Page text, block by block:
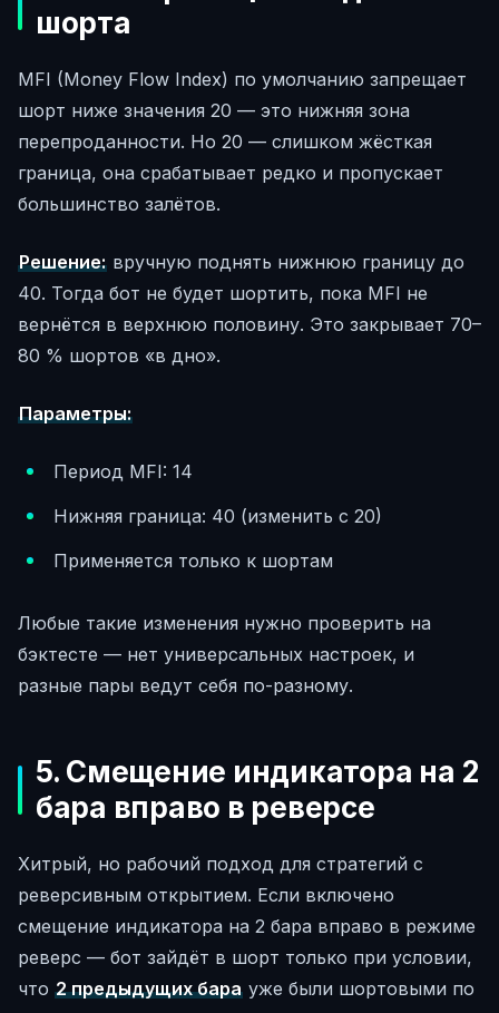
шорта
MFI (Money Flow Index) по умолчанию запрещает
шорт ниже значения 20 — это нижняя зона
перепроданности. Но 20 — слишком жёсткая
граница, она срабатывает редко и пропускает
большинство залётов.
Решение:вручную поднять нижнюю границу до
40. Тогда бот не будет шортить, пока MFI не
вернётся в верхнюю половину. Это закрывает 70–
80 % шортов «в дно».
Параметры:
Период MFI: 14
Нижняя граница: 40 (изменить с 20)
Применяется только к шортам
Любые такие изменения нужно проверить на
бэктесте — нет универсальных настроек, и
разные пары ведут себя по-разному.
5. Смещение индикатора на 2
бара вправо в реверсе
Хитрый, но рабочий подход для стратегий с
реверсивным открытием. Если включено
смещение индикатора на 2 бара вправо в режиме
реверс — бот зайдёт в шорт только при условии,
что 2 предыдущих барауже были шортовыми по